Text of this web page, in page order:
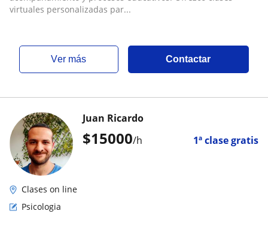
virtuales personalizadas par...
ver más Contactar
$15000/h 1ª clase gratis
Juan Ricardo
Clases on line
Psicologia